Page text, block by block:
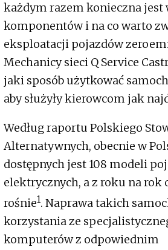
każdym razem konieczna jest
komponentów i na co warto
eksploatacji pojazdów
Mechanicy sieci Q Service
jaki sposób użytkować
aby służyły kierowcom jak
Według raportu Polskiego
Alternatywnych, obecnie w
dostępnych jest 108 modeli
elektrycznych, a z roku na rok
rośnie1. Naprawa takich
korzystania ze
komputerów z odpowiednim